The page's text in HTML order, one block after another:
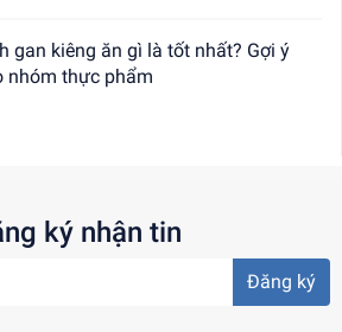
gan kiêng ăn gì là tốt nhất? Gợi ý
nhóm thực phẩm
ký nhận tin
Đăng ký